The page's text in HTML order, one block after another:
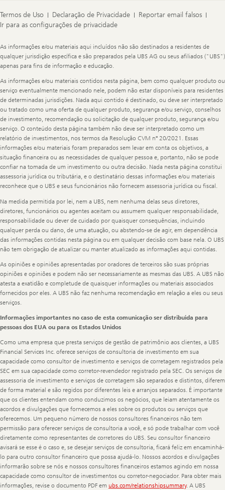
Termos de Uso Declaração de Privacidade
Reportar email falsos
Ir para as configurações de privacidade
Legal
Information
As informações e/ou materiais aqui incluídos não são destinados a residentes de
qualquer jurisdição específica e são preparados pela UBS AG ou seus afiliados ("UBS")
apenas para fins de informação e educação.
As informações e/ou materiais contidos nesta página, bem como qualquer produto ou
serviço eventualmente mencionado nele, podem não estar disponíveis para residentes
de determinadas jurisdições. Nada aqui contido é destinado, ou deve ser interpretado
ou tratado como uma oferta de qualquer produto, segurança e/ou serviço, conselhos
de investimento, recomendação ou solicitação de qualquer produto, segurança e/ou
serviço. O conteúdo desta página também não deve ser interpretado como um
relatório de investimentos, nos termos da Resolução CVM nº 20/2021. Essas
informações e/ou materiais foram preparados sem levar em conta os objetivos, a
situação financeira ou as necessidades de qualquer pessoa e, portanto, não se pode
confiar na tomada de um investimento ou outra decisão. Nada nesta página constitui
assessoria jurídica ou tributária, e o destinatário dessas informações e/ou materiais
reconhece que o UBS e seus funcionários não fornecem assessoria jurídica ou fiscal.
Na medida permitida por lei, nem a UBS, nem nenhuma delas seus diretores,
diretores, funcionários ou agentes aceitam ou assumem qualquer responsabilidade,
responsabilidade ou dever de cuidado por quaisquer consequências, incluindo
qualquer perda ou dano, de uma atuação, ou abstendo-se de agir, em dependência
das informações contidas nesta página ou em qualquer decisão com base nela. O UBS
não tem obrigação de atualizar ou manter atualizado as informações aqui contidas.
As opiniões e opiniões apresentadas por oradores de terceiros são suas próprias
opiniões e opiniões e podem não ser necessariamente as mesmas das UBS. A UBS não
atesta a exatidão e completude de quaisquer informações ou materiais associados
fornecidos por eles. A UBS não faz nenhuma recomendação em relação a eles ou seus
serviços.
Informações importantes no caso de esta comunicação ser distribuída para
pessoas dos EUA ou para os Estados Unidos
Como uma empresa que presta serviços de gestão de patrimônio aos clientes, a UBS
Financial Services Inc. oferece serviços de consultoria de investimento em sua
capacidade como consultor de investimento e serviços de corretagem registrados pela
SEC em sua capacidade como corretor-revendedor registrado pela SEC. Os serviços de
assessoria de investimento e serviços de corretagem são separados e distintos, diferem
de forma material e são regidos por diferentes leis e arranjos separados. É importante
que os clientes entendam como conduzimos os negócios, que leiam atentamente os
acordos e divulgações que fornecemos a eles sobre os produtos ou serviços que
oferecemos. Um pequeno número de nossos consultores financeiros não tem
permissão para oferecer serviços de consultoria a você, e só pode trabalhar com você
diretamente como representantes de corretores do UBS. Seu consultor financeiro
avisará se esse é o caso e, se desejar serviços de consultoria, ficará feliz em encaminhá-
lo para outro consultor financeiro que possa ajudá-lo. Nossos acordos e divulgações
informarão sobre se nós e nossos consultores financeiros estamos agindo em nossa
capacidade como consultor de investimentos ou corretor-negociador. Para obter mais
informações, revise o documento PDF em ubs.com/relationshipsummary. A UBS